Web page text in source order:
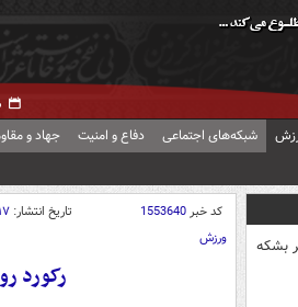
شبکه‌های اجتماعی دفاع و امنیت جهاد و
در هر بشکه
کد خبر1553640 تاریخ انتشار: ۱۷ آذر ۱۴۰۲ - ۰۵:۰۰
ورزش
رکورد